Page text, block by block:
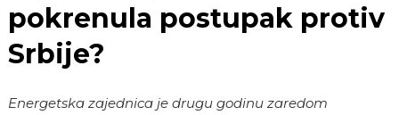
pokrenula postupak protiv
Srbije?
Energetska zajednica je drugu godinu zaredom